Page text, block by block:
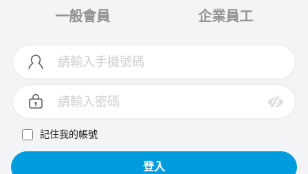
一般會員 企業員工
記住我的帳號
登入